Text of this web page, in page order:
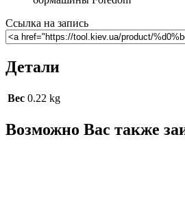
Ссылка на запись
Детали
Вес 0.22 kg
Возможно Вас также